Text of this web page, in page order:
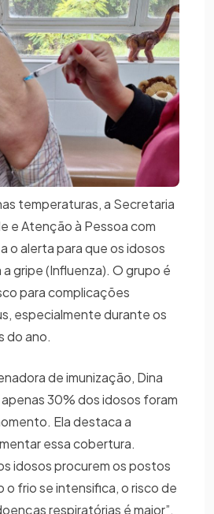
temperaturas, a Secretaria
e Atenção à Pessoa com
o alerta para que os idosos
gripe (Influenza). O grupo é
para complicações
especialmente durante os
do ano.
de imunização, Dina
30% dos idosos foram
Ela destaca a
essa cobertura.
idosos procurem os postos
o frio se intensifica, o risco de
respiratórias é maior”,